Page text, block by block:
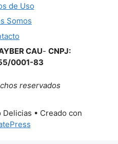
de Uso
Somos
CAU- CNPJ:
0001-83
reservados
• Creado con